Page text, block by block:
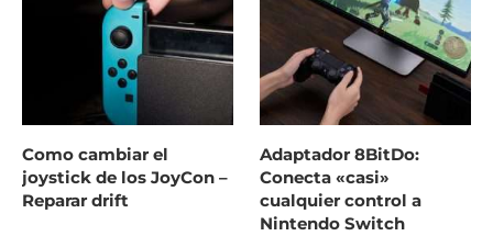
Como cambiar el
joystick de los JoyCon –
Reparar drift
Adaptador 8BitDo:
Conecta «casi»
cualquier control a
Nintendo Switch